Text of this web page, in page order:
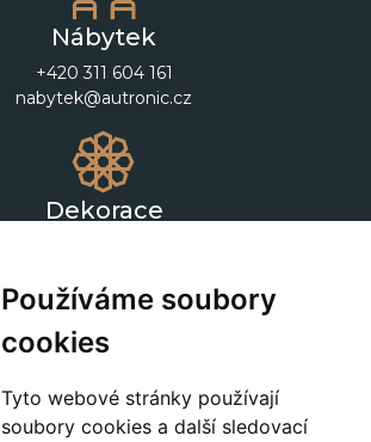
Používáme soubory
cookies
Tyto webové stránky používají
soubory cookies a další sledovací
Nábytek
+420 311 604 161
nabytek@autronic.cz
Dekorace